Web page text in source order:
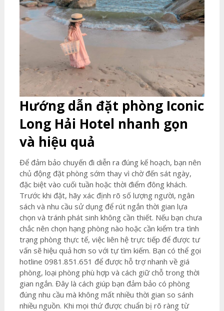
Hướng dẫn đặt phòng Iconic
Long Hải Hotel nhanh gọn
và hiệu quả
Để đảm bảo chuyến đi diễn ra đúng kế hoạch, bạn nên
chủ động đặt phòng sớm thay vì chờ đến sát ngày,
đặc biệt vào cuối tuần hoặc thời điểm đông khách.
Trước khi đặt, hãy xác định rõ số lượng người, ngân
sách và nhu cầu sử dụng để rút ngắn thời gian lựa
chọn và tránh phát sinh không cần thiết. Nếu bạn chưa
chắc nên chọn hạng phòng nào hoặc cần kiểm tra tình
trạng phòng thực tế, việc liên hệ trực tiếp để được tư
vấn sẽ hiệu quả hơn so với tự tìm kiếm. Bạn có thể gọi
hotline 0981.851.651 để được hỗ trợ nhanh về giá
phòng, loại phòng phù hợp và cách giữ chỗ trong thời
gian ngắn. Đây là cách giúp bạn đảm bảo có phòng
đúng nhu cầu mà không mất nhiều thời gian so sánh
nhiều nguồn. Khi mọi thứ được chuẩn bị rõ ràng từ